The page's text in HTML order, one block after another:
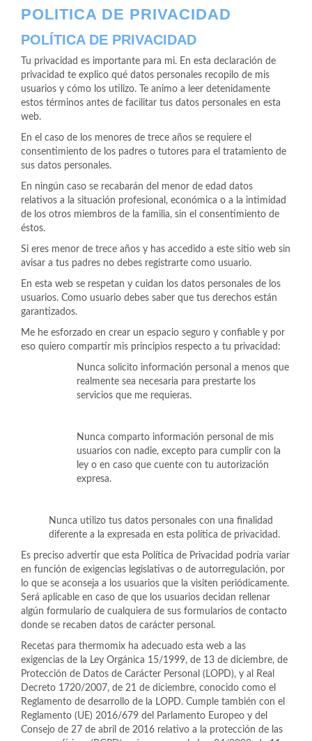
POLITICA DE PRIVACIDAD
POLÍTICA DE PRIVACIDAD
Tu privacidad es importante para mi. En esta declaración de
privacidad te explico qué datos personales recopilo de mis
usuarios y cómo los utilizo. Te animo a leer detenidamente
estos términos antes de facilitar tus datos personales en esta
web.
En el caso de los menores de trece años se requiere el
consentimiento de los padres o tutores para el tratamiento de
sus datos personales.
En ningún caso se recabarán del menor de edad datos
relativos a la situación profesional, económica o a la intimidad
de los otros miembros de la familia, sin el consentimiento de
éstos.
Si eres menor de trece años y has accedido a este sitio web sin
avisar a tus padres no debes registrarte como usuario.
En esta web se respetan y cuidan los datos personales de los
usuarios. Como usuario debes saber que tus derechos están
garantizados.
Me he esforzado en crear un espacio seguro y confiable y por
eso quiero compartir mis principios respecto a tu privacidad:
Nunca solicito información personal a menos que
realmente sea necesaria para prestarte los
servicios que me requieras.
Nunca comparto información personal de mis
usuarios con nadie, excepto para cumplir con la
ley o en caso que cuente con tu autorización
expresa.
Nunca utilizo tus datos personales con una finalidad
diferente a la expresada en esta política de privacidad.
Es preciso advertir que esta Política de Privacidad podría variar
en función de exigencias legislativas o de autorregulación, por
lo que se aconseja a los usuarios que la visiten periódicamente.
Será aplicable en caso de que los usuarios decidan rellenar
algún formulario de cualquiera de sus formularios de contacto
donde se recaben datos de carácter personal.
Recetas para thermomix ha adecuado esta web a las
exigencias de la Ley Orgánica 15/1999, de 13 de diciembre, de
Protección de Datos de Carácter Personal (LOPD), y al Real
Decreto 1720/2007, de 21 de diciembre, conocido como el
Reglamento de desarrollo de la LOPD. Cumple también con el
Reglamento (UE) 2016/679 del Parlamento Europeo y del
Consejo de 27 de abril de 2016 relativo a la protección de las